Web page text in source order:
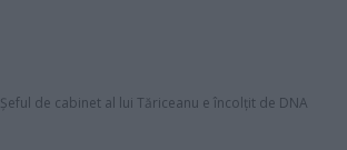
Șeful de cabinet al lui Tăriceanu e încolțit de DNA